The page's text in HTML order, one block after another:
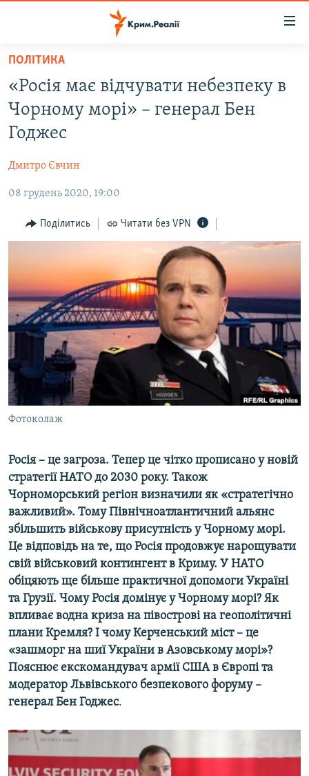
Перейти
основного
матеріалу
Перейти
до
основної
навігації
Перейти
пошуку
ВІДЕО ТА ФОТО
БЛОГИ
ПОГЛЯД
ІНТЕРВ'Ю
СПЕЦПРОЕКТИ
ДЕПОРТАЦІЯ
ВІДЕОУРОКИ «ELIFBE»
СВІДЧЕННЯ ОКУПАЦІЇ
УКРАЇНСЬКА ПРОБЛЕМА КРИМУ
ІНФОГРАФІКА
ЯК ОБІЙТИ БЛОКУВАННЯ
Русский
Qırımtatar
ДОЛУЧАЙСЯ!
Усі сайти RFE/RL
ПОЛІТИКА
«Росія має відчувати небезпеку в
Чорному морі» – генерал Бен
Годжес
Дмитро Євчин
08 грудень 2020, 19:00
Поділитись Читати без VPN
Фотоколаж
Росія – це загроза. Тепер це чітко прописано у новій
стратегії НАТО до 2030 року. Також
Чорноморський регіон визначили як «стратегічно
важливий». Тому Північноатлантичний альянс
збільшить військову присутність у Чорному морі.
Це відповідь на те, що Росія продовжує нарощувати
свій військовий контингент в Криму. У НАТО
обіцяють ще більше практичної допомоги Україні
та Грузії. Чому Росія домінує у Чорному морі? Як
впливає водна криза на півострові на геополітичні
плани Кремля? І чому Керченський міст – це
«зашморг на шиї України в Азовському морі»?
Пояснює екскомандувач армії США в Європі та
модератор Львівського безпекового форуму –
генерал Бен Годжес.